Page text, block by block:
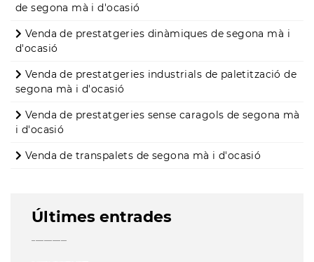
de segona mà i d'ocasió
Venda de prestatgeries dinàmiques de segona mà i
d'ocasió
Venda de prestatgeries industrials de paletització de
segona mà i d'ocasió
Venda de prestatgeries sense caragols de segona mà
i d'ocasió
Venda de transpalets de segona mà i d'ocasió
Últimes entrades